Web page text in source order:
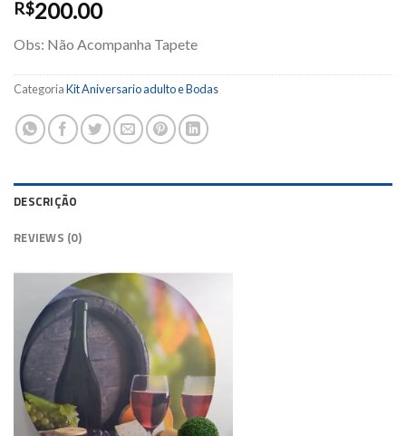
R$200.00
Obs: Não Acompanha Tapete
CategoriaKit Aniversario adulto e Bodas
DESCRIÇÃO
REVIEWS (0)